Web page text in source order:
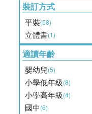
裝訂方式
平裝(58)
立體書(1)
適讀年齡
嬰幼兒(5)
小學低年級(8)
小學高年級(4)
國中(6)